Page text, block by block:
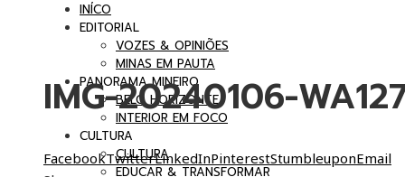
INÍCO
EDITORIAL
VOZES & OPINIÕES
MINAS EM PAUTA
PANORAMA MINEIRO
BELO HORIZONTE
INTERIOR EM FOCO
CULTURA
CULTURA
EDUCAR & TRANSFORMAR
IMG-20240106-
FacebookTwitterLinkedInPinterestStumbleuponEmail